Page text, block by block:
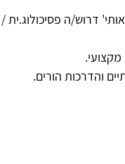
דרוש/ה פסיכולוג.ית /
מקצועי.
והדרכות הורים.